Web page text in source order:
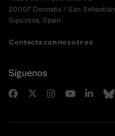
20007 Donostia / San Sebastián
Gipuzkoa, Spain
Contacta con nosotros
Síguenos